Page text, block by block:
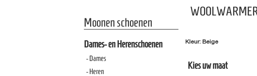
Moonen schoenen
Dames- en Herenschoenen
- Dames
- Heren
Kleur: Beige
Kies uw maat